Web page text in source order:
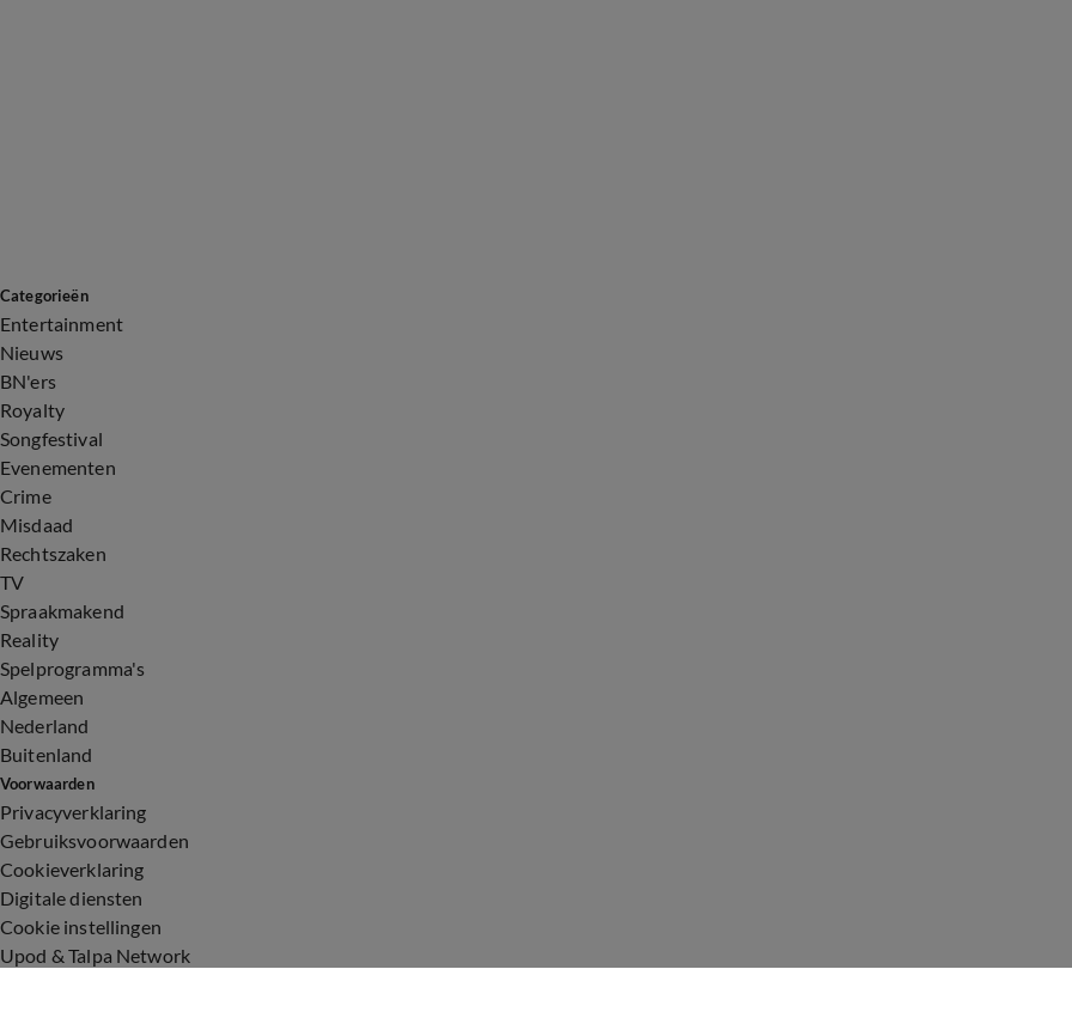
Categorieën
Entertainment
Nieuws
BN'ers
Royalty
Songfestival
Evenementen
Crime
Misdaad
Rechtszaken
TV
Spraakmakend
Reality
Spelprogramma's
Algemeen
Nederland
Buitenland
Voorwaarden
Privacyverklaring
Gebruiksvoorwaarden
Cookieverklaring
Digitale diensten
Cookie instellingen
Upod & Talpa Network